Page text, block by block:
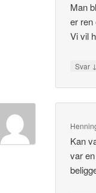
Man
er ren
Vi vil
Svar
Kan
var